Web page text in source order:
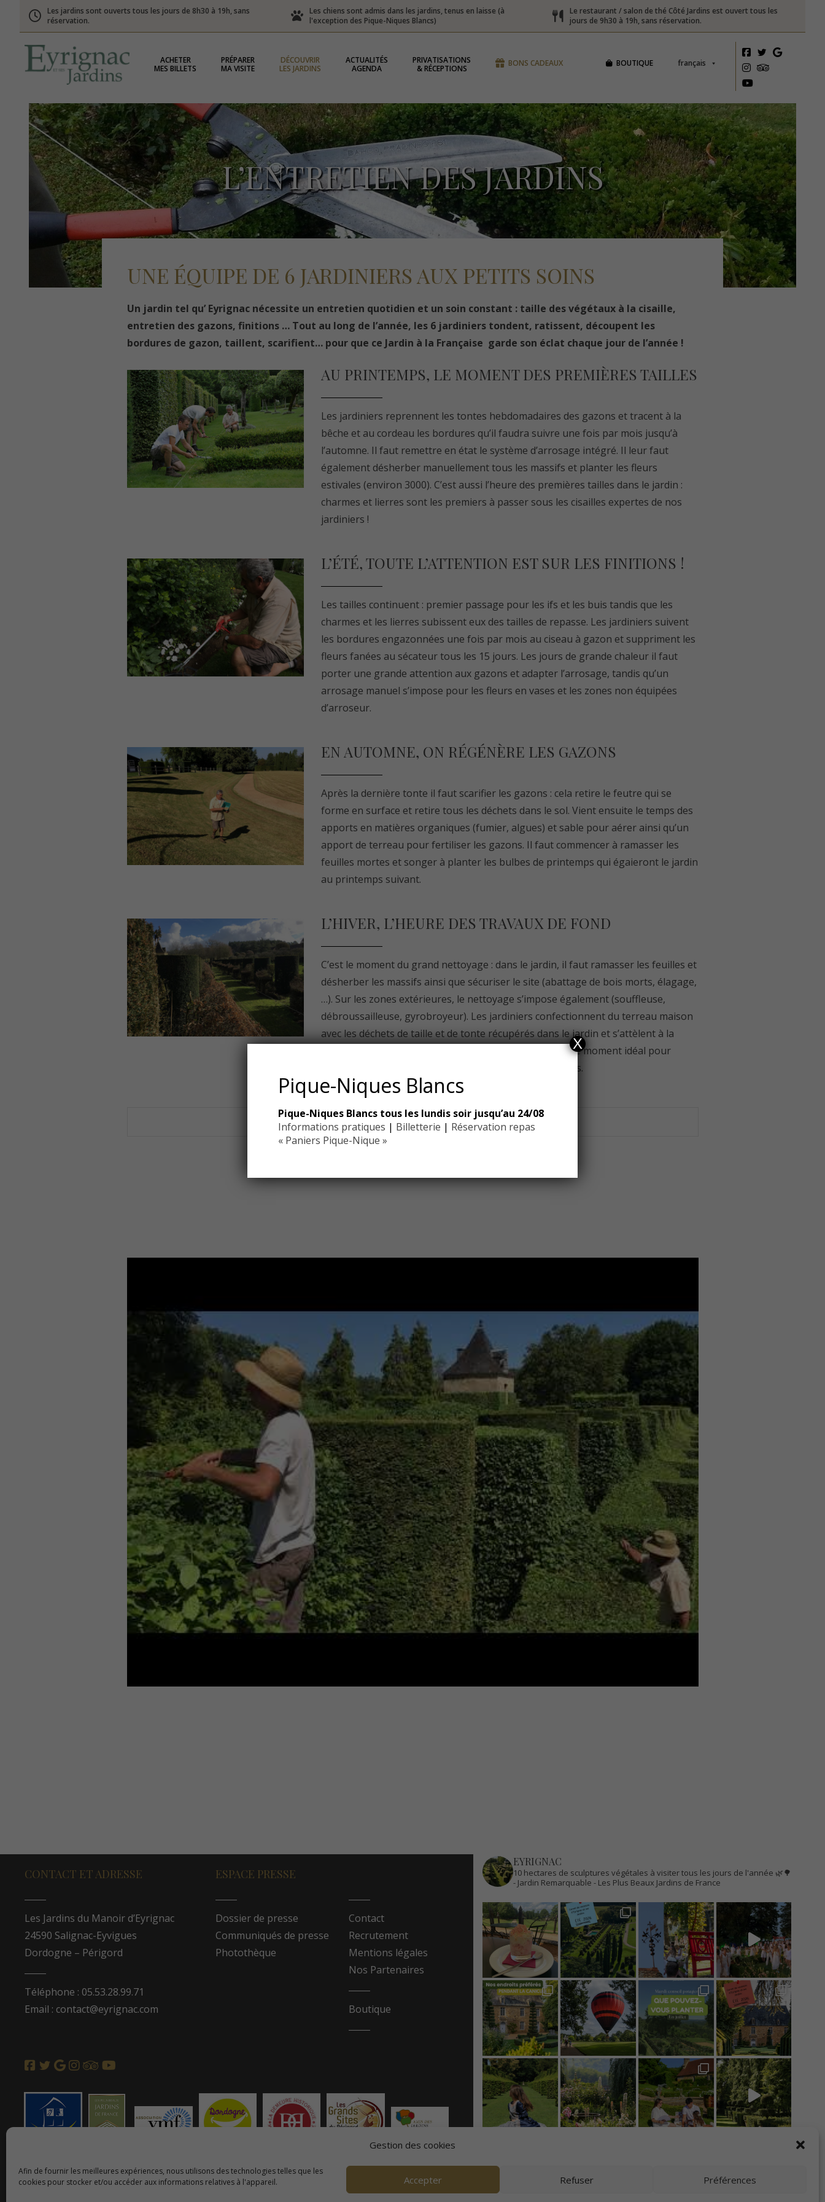
Gestion des cookies
Afin de fournir les meilleures expériences, nous utilisons des technologies telles que les
cookies pour stocker et/ou accéder aux informations relatives à l'appareil.
Accepter Refuser Préférences
Les jardins sont ouverts tous les jours de 8h30 à 19h, sans
réservation.
Les chiens sont admis dans les jardins, tenus en laisse (à
l'exception des Pique-Niques Blancs)
Le restaurant / salon de thé Côté Jardins est ouvert tous les
jours de 9h30 à 19h, sans réservation.
ACHETER
MES BILLETS
PRÉPARER
MA VISITE
DÉCOUVRIR
LES JARDINS
ACTUALITÉS
AGENDA
PRIVATISATIONS
& RÉCEPTIONS
français
BOUTIQUE
BONS CADEAUX
L’ENTRETIEN DES JARDINS
UNE ÉQUIPE DE 6 JARDINIERS AUX PETITS SOINS
Un jardin tel qu’ Eyrignac nécessite un entretien quotidien et un soin constant : taille des végétaux à la cisaille,
entretien des gazons, finitions … Tout au long de l’année, les 6 jardiniers tondent, ratissent, découpent les
bordures de gazon, taillent, scarifient… pour que ce Jardin à la Française garde son éclat chaque jour de l’année !
AU PRINTEMPS, LE MOMENT DES PREMIÈRES TAILLES
Les jardiniers reprennent les tontes hebdomadaires des gazons et tracent à la
bêche et au cordeau les bordures qu’il faudra suivre une fois par mois jusqu’à
l’automne. Il faut remettre en état le système d’arrosage intégré. Il leur faut
également désherber manuellement tous les massifs et planter les fleurs
estivales (environ 3000). C’est aussi l’heure des premières tailles dans le jardin :
charmes et lierres sont les premiers à passer sous les cisailles expertes de nos
jardiniers !
L’ÉTÉ, TOUTE L’ATTENTION EST SUR LES FINITIONS !
Les tailles continuent : premier passage pour les ifs et les buis tandis que les
charmes et les lierres subissent eux des tailles de repasse. Les jardiniers suivent
les bordures engazonnées une fois par mois au ciseau à gazon et suppriment les
fleurs fanées au sécateur tous les 15 jours. Les jours de grande chaleur il faut
porter une grande attention aux gazons et adapter l’arrosage, tandis qu’un
arrosage manuel s’impose pour les fleurs en vases et les zones non équipées
d’arroseur.
EN AUTOMNE, ON RÉGÉNÈRE LES GAZONS
Après la dernière tonte il faut scarifier les gazons : cela retire le feutre qui se
forme en surface et retire tous les déchets dans le sol. Vient ensuite le temps des
apports en matières organiques (fumier, algues) et sable pour aérer ainsi qu’un
apport de terreau pour fertiliser les gazons. Il faut commencer à ramasser les
feuilles mortes et songer à planter les bulbes de printemps qui égaieront le jardin
au printemps suivant.
L’HIVER, L’HEURE DES TRAVAUX DE FOND
C’est le moment du grand nettoyage : dans le jardin, il faut ramasser les feuilles et
désherber les massifs ainsi que sécuriser le site (abattage de bois morts, élagage,
…). Sur les zones extérieures, le nettoyage s’impose également (souffleuse,
débroussailleuse, gyrobroyeur). Les jardiniers confectionnent du terreau maison
avec les déchets de taille et de tonte récupérés dans le jardin et s’attèlent à la
révision et à l’hivernage de tout le matériel. C’est aussi le moment idéal pour
effectuer des tailles de reformation des haies principales.
PLUS D'INFORMATIONS SUR L'ENTRETIEN DES JARDINS
CONTACT ET ADRESSE
Les Jardins du Manoir d’Eyrignac
24590 Salignac-Eyvigues
Dordogne – Périgord
Téléphone : 05.53.28.99.71
Email : contact@eyrignac.com
ESPACE PRESSE
Dossier de presse
Communiqués de presse
Photothèque
Contact
Recrutement
Mentions légales
Nos Partenaires
Boutique
EYRIGNAC
10 hectares de sculptures végétales à visiter tous les jours de l'année 🌿🌳
- Jardin Remarquable- Les Plus Beaux Jardins de France
Pique-Niques Blancs
Pique-Niques Blancs tous les lundis soir jusqu’au 24/08
Informations pratiques | Billetterie | Réservation repas
« Paniers Pique-Nique »
X